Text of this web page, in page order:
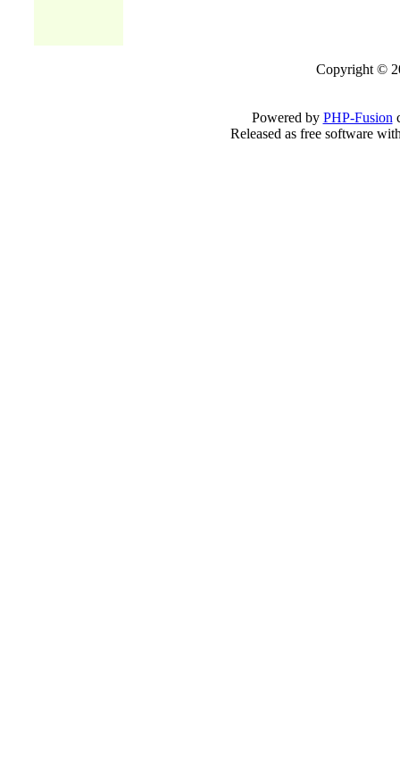
Copyright ©
Powered by PHP-Fusion
Released as free software